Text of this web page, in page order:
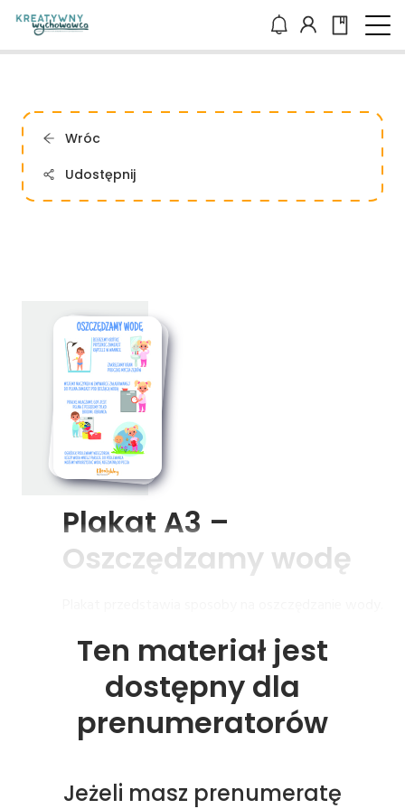
Wróc
Udostępnij
Plakat A3 –
Oszczędzamy wodę
Ten materiał jest
dostępny dla
prenumeratorów
Jeżeli masz prenumeratę